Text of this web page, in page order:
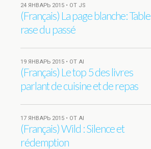
24 ЯНВАРЬ 2015 • ОТ JS
(Français) La page blanche: Table
rase du passé
19 ЯНВАРЬ 2015 • ОТ AI
(Français) Le top 5 des livres
parlant de cuisine et de repas
17 ЯНВАРЬ 2015 • ОТ AI
(Français) Wild : Silence et
rédemption